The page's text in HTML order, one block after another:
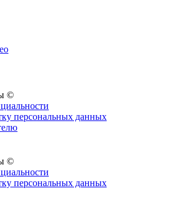
©
персональных данных
©
персональных данных